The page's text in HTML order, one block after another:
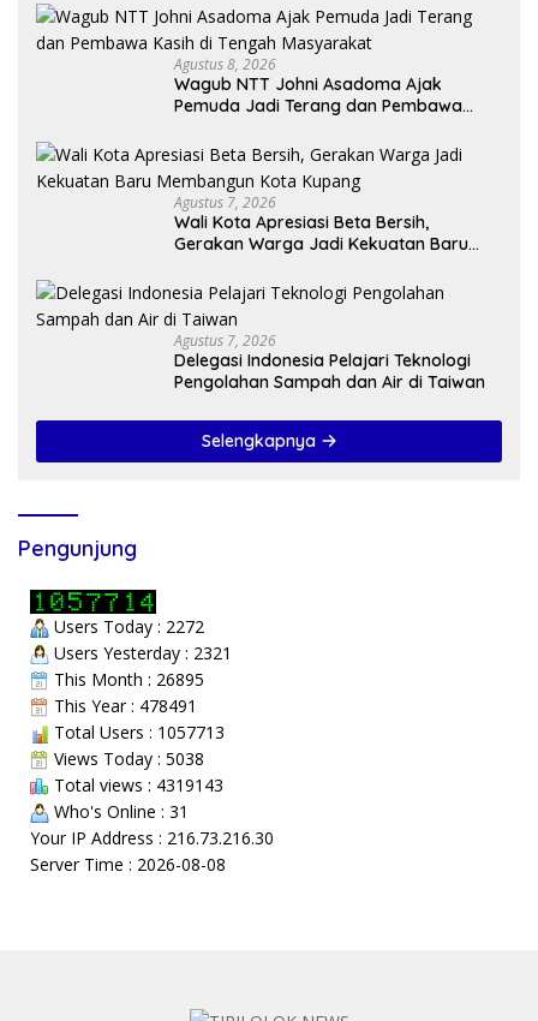
Agustus 8, 2026
Wagub NTT Johni Asadoma Ajak
Pemuda Jadi Terang dan Pembawa
Agustus 7, 2026
Wali Kota Apresiasi Beta Bersih,
Gerakan Warga Jadi Kekuatan Baru
Agustus 7, 2026
Delegasi Indonesia Pelajari Teknologi
Pengolahan Sampah dan Air di Taiwan
Selengkapnya
Pengunjung
Users Today : 2272
Users Yesterday : 2321
This Month : 26895
This Year : 478491
Total Users : 1057713
Views Today : 5038
Total views : 4319143
Who's Online : 31
Your IP Address : 216.73.216.30
Server Time : 2026-08-08